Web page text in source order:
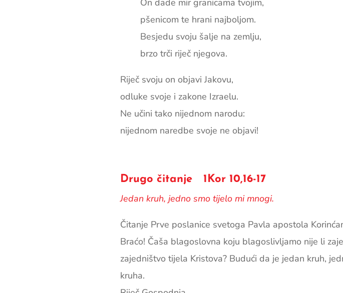
pšenicom te hrani najboljom.
Besjedu svoju šalje na zemlju,
brzo trči riječ njegova.
Riječ svoju on objavi Jakovu,
odluke svoje i zakone Izraelu.
Ne učini tako nijednom narodu:
nijednom naredbe svoje ne objavi!
Drugo čitanje 1Kor 10,16-17
Jedan kruh, jedno smo tijelo mi mnogi.
Čitanje Prve poslanice svetoga Pavla apostola
Braćo! Čaša blagoslovna koju blagoslivljamo nije li
zajedništvo tijela Kristova? Budući da je jedan kruh,
kruha.